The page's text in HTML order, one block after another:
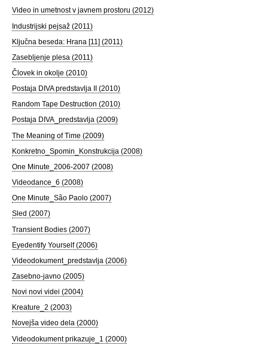
Video in umetnost v javnem prostoru (2012)
Industrijski pejsaž (2011)
Ključna beseda: Hrana [11] (2011)
Zasebljenje plesa (2011)
Človek in okolje (2010)
Postaja DIVA predstavlja II (2010)
Random Tape Destruction (2010)
Postaja DIVA_predstavlja (2009)
The Meaning of Time (2009)
Konkretno_Spomin_Konstrukcija (2008)
One Minute_2006-2007 (2008)
Videodance_6 (2008)
One Minute_São Paolo (2007)
Sled (2007)
Transient Bodies (2007)
Eyedentify Yourself (2006)
Videodokument_predstavlja (2006)
Zasebno-javno (2005)
Novi novi videi (2004)
Kreature_2 (2003)
Novejša video dela (2000)
Videodokument prikazuje_1 (2000)